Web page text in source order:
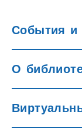
События и
О